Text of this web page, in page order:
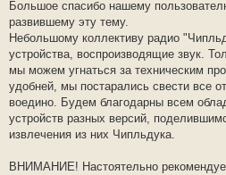
о
щ
е
и
е
Большое спасибо нашему
развившему эту тему.
Небольшому коллективу радио
устройства, воспроизводящие звук.
мы можем угнаться за техническим
удобней, мы постарались свести все
воедино. Будем благодарны всем
устройств разных версий,
извлечения из них Чипльдука.
ВНИМАНИЕ! Настоятельно